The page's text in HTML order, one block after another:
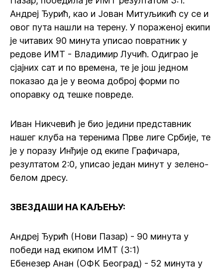
Андреј Ђурић, као и Јован Митуљикић су се и
овог пута нашли на терену. У пораженој екипи
је читавих 90 минута уписао повратник у
редове ИМТ - Владимир Лучић. Одиграо је
сјајних сат и по времена, те је још једном
показао да је у веома доброј форми по
опоравку од тешке повреде.
Иван Никчевић је био једини представник
нашег клуба на теренима Прве лиге Србије, те
је у поразу Инђије од екипе Графичара,
резултатом 2:0, уписао један минут у зелено-
белом дресу.
ЗВЕЗДАШИ НА КАЉЕЊУ:
Андреј Ђурић (Нови Пазар) - 90 минута у
победи над екипом ИМТ (3:1)
Ебенезер Анан (ОФК Београд) - 52 минута у